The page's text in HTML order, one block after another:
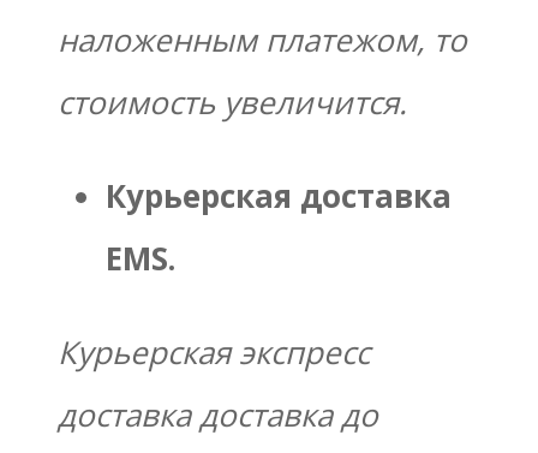
наложенным платежом, то
стоимость увеличится.
Курьерская доставка
EMS.
Курьерская экспресс
доставка доставка до